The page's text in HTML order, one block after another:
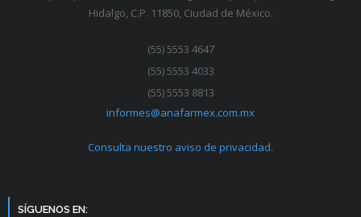
Hidalgo, C.P. 11850, Ciudad de México.
(55) 5553 4647
(55) 5553 4033
(55) 5553 8813
informes@anafarmex.com.mx
Consulta nuestro aviso de privacidad.
SÍGUENOS EN: